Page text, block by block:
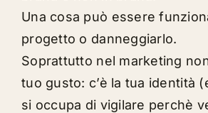
Una cosa può essere
progetto o danneggiarlo.
Soprattutto nel marketing
tuo gusto: c’è la tua identità
si occupa di vigilare perchè